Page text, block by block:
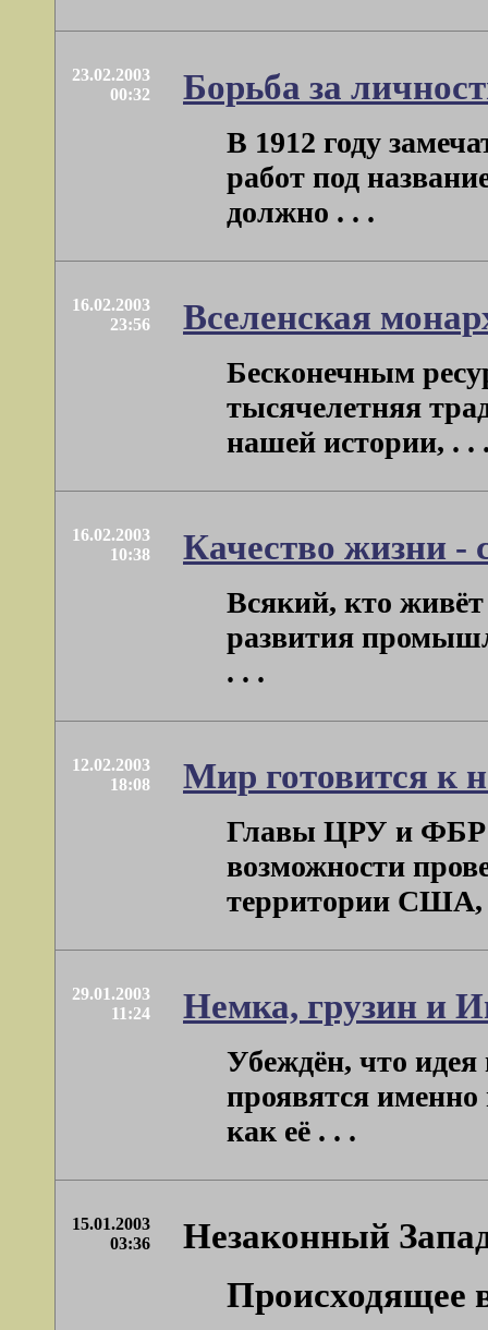
23.02.2003
00:32
Борьба за
В 1912 году
работ под
должно . . .
16.02.2003
23:56
Вселенская
Бесконечным
тысячелетняя
нашей истории, . .
16.02.2003
10:38
Качество жизни -
Всякий, кто живёт
развития
. . .
12.02.2003
18:08
Мир готовится к
Главы ЦРУ и ФБР
возможности
территории США,
29.01.2003
11:24
Немка, грузин и
Убеждён, что
проявятся
как её . . .
15.01.2003
03:36
Незаконный
Происходящее